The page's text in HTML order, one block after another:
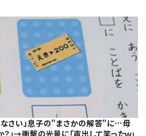
なさい」息子の”まさかの解答”に…母
？」→衝撃の光景に「声出して笑ったｗ」